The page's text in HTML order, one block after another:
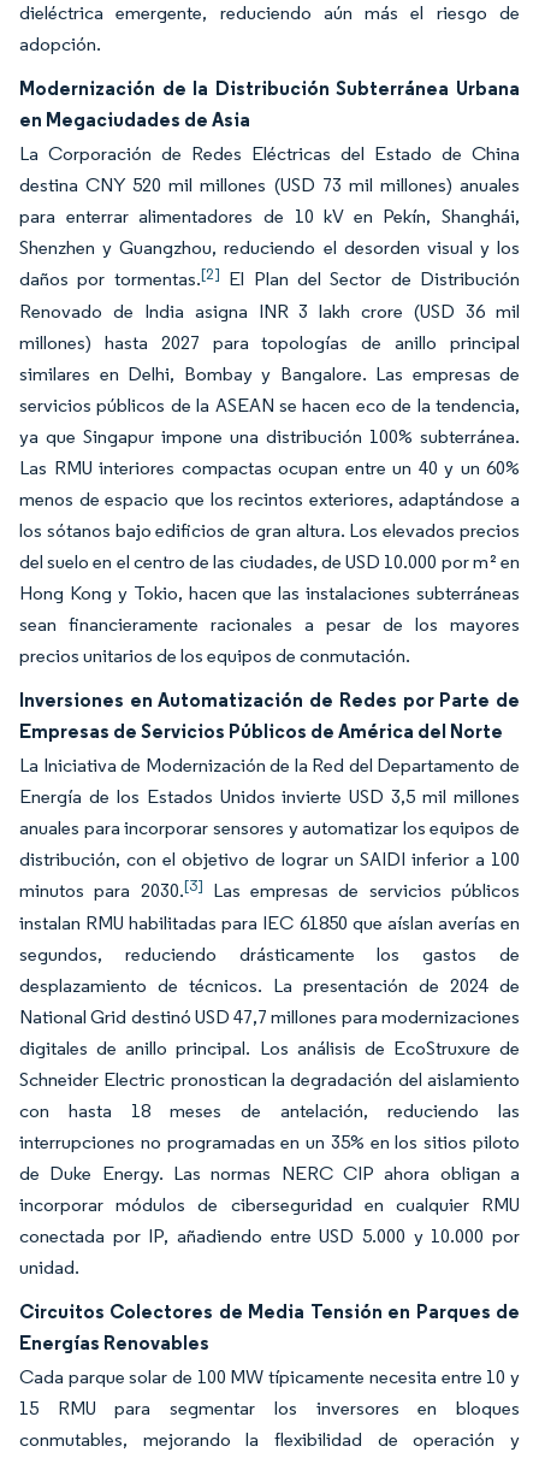
dieléctrica emergente, reduciendo aún más el riesgo de
adopción.
Modernización de la Distribución Subterránea Urbana
en Megaciudades de Asia
La Corporación de Redes Eléctricas del Estado de China
destina CNY 520 mil millones (USD 73 mil millones) anuales
para enterrar alimentadores de 10 kV en Pekín, Shanghái,
Shenzhen y Guangzhou, reduciendo el desorden visual y los
daños por tormentas.[2] El Plan del Sector de Distribución
Renovado de India asigna INR 3 lakh crore (USD 36 mil
millones) hasta 2027 para topologías de anillo principal
similares en Delhi, Bombay y Bangalore. Las empresas de
servicios públicos de la ASEAN se hacen eco de la tendencia,
ya que Singapur impone una distribución 100% subterránea.
Las RMU interiores compactas ocupan entre un 40 y un 60%
menos de espacio que los recintos exteriores, adaptándose a
los sótanos bajo edificios de gran altura. Los elevados precios
del suelo en el centro de las ciudades, de USD 10.000 por m² en
Hong Kong y Tokio, hacen que las instalaciones subterráneas
sean financieramente racionales a pesar de los mayores
precios unitarios de los equipos de conmutación.
Inversiones en Automatización de Redes por Parte de
Empresas de Servicios Públicos de América del Norte
La Iniciativa de Modernización de la Red del Departamento de
Energía de los Estados Unidos invierte USD 3,5 mil millones
anuales para incorporar sensores y automatizar los equipos de
distribución, con el objetivo de lograr un SAIDI inferior a 100
minutos para 2030.[3] Las empresas de servicios públicos
instalan RMU habilitadas para IEC 61850 que aíslan averías en
segundos, reduciendo drásticamente los gastos de
desplazamiento de técnicos. La presentación de 2024 de
National Grid destinó USD 47,7 millones para modernizaciones
digitales de anillo principal. Los análisis de EcoStruxure de
Schneider Electric pronostican la degradación del aislamiento
con hasta 18 meses de antelación, reduciendo las
interrupciones no programadas en un 35% en los sitios piloto
de Duke Energy. Las normas NERC CIP ahora obligan a
incorporar módulos de ciberseguridad en cualquier RMU
conectada por IP, añadiendo entre USD 5.000 y 10.000 por
unidad.
Circuitos Colectores de Media Tensión en Parques de
Energías Renovables
Cada parque solar de 100 MW típicamente necesita entre 10 y
15 RMU para segmentar los inversores en bloques
conmutables, mejorando la flexibilidad de operación y